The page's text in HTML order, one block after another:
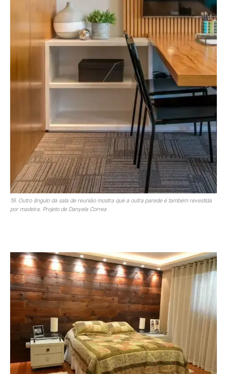
19. Outro ângulo da sala de reunião mostra que a outra parede é também revestida
por madeira. Projeto de Danyela Correa